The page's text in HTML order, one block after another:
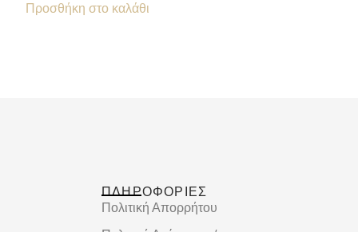
Προσθήκη στο καλάθι
ΠΛΗΡΟΦΟΡΙΕΣ
Πολιτική Απορρήτου